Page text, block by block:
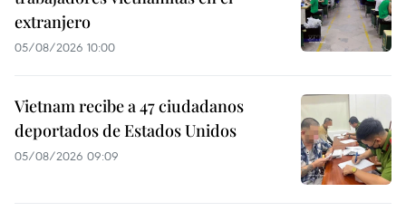
extranjero
05/08/2026 10:00
Vietnam recibe a 47 ciudadanos
deportados de Estados Unidos
05/08/2026 09:09